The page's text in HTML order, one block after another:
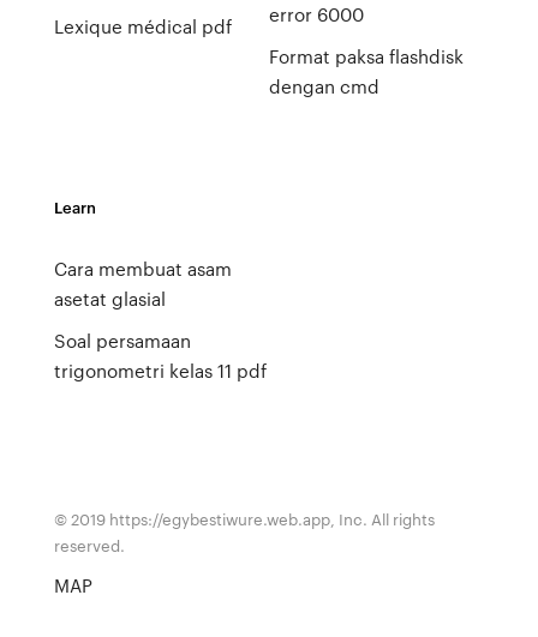
Lexique médical pdf
error 6000
Format paksa flashdisk
dengan cmd
Learn
Cara membuat asam
asetat glasial
Soal persamaan
trigonometri kelas 11 pdf
© 2019 https://egybestiwure.web.app, Inc. All rights
reserved.
MAP